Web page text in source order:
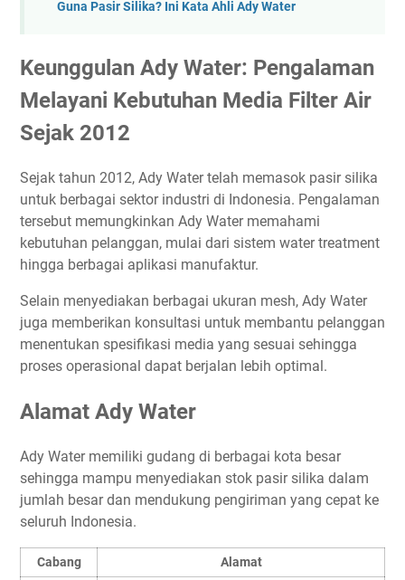
Guna Pasir Silika? Ini Kata Ahli Ady Water
Keunggulan Ady Water: Pengalaman
Melayani Kebutuhan Media Filter Air
Sejak 2012
Sejak tahun 2012, Ady Water telah memasok pasir silika
untuk berbagai sektor industri di Indonesia. Pengalaman
tersebut memungkinkan Ady Water memahami
kebutuhan pelanggan, mulai dari sistem water treatment
hingga berbagai aplikasi manufaktur.
Selain menyediakan berbagai ukuran mesh, Ady Water
juga memberikan konsultasi untuk membantu pelanggan
menentukan spesifikasi media yang sesuai sehingga
proses operasional dapat berjalan lebih optimal.
Alamat Ady Water
Ady Water memiliki gudang di berbagai kota besar
sehingga mampu menyediakan stok pasir silika dalam
jumlah besar dan mendukung pengiriman yang cepat ke
seluruh Indonesia.
Cabang
Alamat